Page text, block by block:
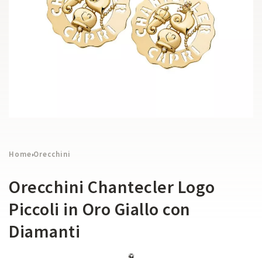
Home›Orecchini
Orecchini Chantecler Logo
Piccoli in Oro Giallo con
Diamanti